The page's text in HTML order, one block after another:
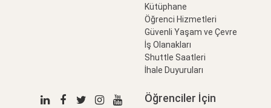
Kütüphane
Öğrenci Hizmetleri
Güvenli Yaşam ve Çevre
İş Olanakları
Shuttle Saatleri
İhale Duyuruları
Öğrenciler İçin